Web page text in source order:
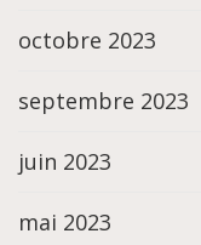
octobre 2023
septembre 2023
juin 2023
mai 2023